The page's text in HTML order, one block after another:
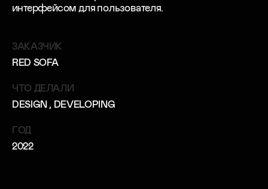
ЗАКАЗЧИК
RED SOFA
ЧТО ДЕЛАЛИ
DESIGN, DEVELOPING
ГОД
2022
интерфейсом для пользователя.